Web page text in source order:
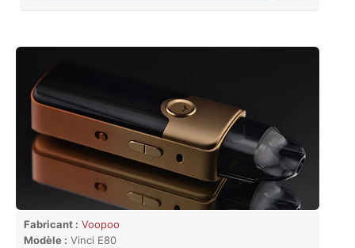
Fabricant : Voopoo
Modèle : Vinci E80